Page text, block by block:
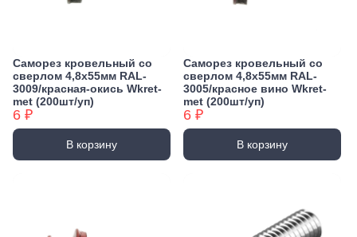
Саморез кровельный со
сверлом 4,8х55мм RAL-
3009/красная-окись Wkret-
met (200шт/уп)
6 ₽
В корзину
Саморез кровельный со
сверлом 4,8х55мм RAL-
3005/красное вино Wkret-
met (200шт/уп)
6 ₽
В корзину